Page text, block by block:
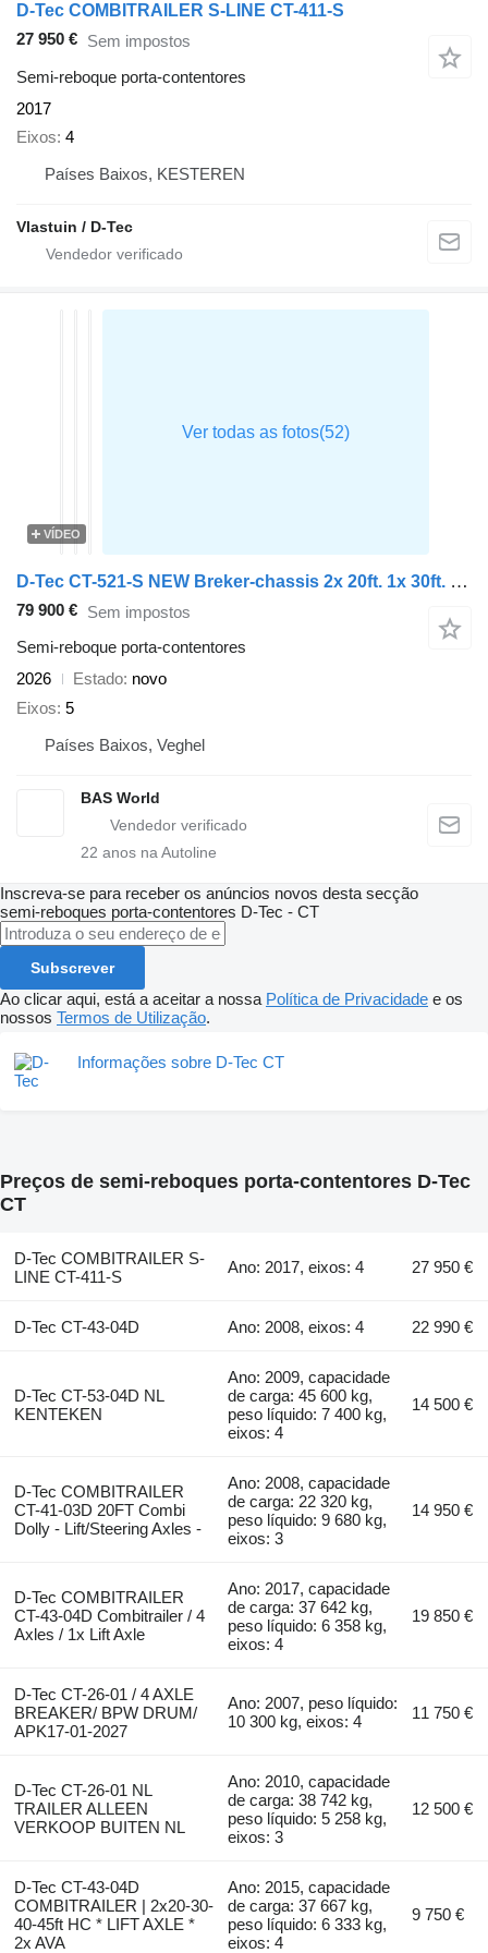
D-Tec COMBITRAILER S-LINE CT-411-S
27 950 € Sem impostos
Semi-reboque porta-contentores
2017
Eixos 4
Países Baixos, KESTEREN
Vlastuin / D-Tec
VÍDEO
D-Tec CT-521-S NEW Breker-chassis 2x 20ft. 1x 30ft. 1x40ft 1x45ft
79 900 € Sem impostos
Semi-reboque porta-contentores
2026
Estado novo
Eixos 5
Países Baixos, Veghel
BAS World
22 anos na Autoline
Inscreva-se para receber os anúncios novos desta secção
semi-reboques porta-contentores D-Tec - CT
Subscrever
Ao clicar aqui, está a aceitar a nossa Política de Privacidade e os
nossos Termos de Utilização.
Informações sobre D-Tec CT
Preços de semi-reboques porta-contentores D-Tec
CT
D-Tec COMBITRAILER S-
LINE CT-411-S
Ano: 2017, eixos: 4 27 950 €
D-Tec CT-43-04D Ano: 2008, eixos: 4 22 990 €
D-Tec CT-53-04D NL
KENTEKEN
Ano: 2009, capacidade
de carga: 45 600 kg,
peso líquido: 7 400 kg,
eixos: 4
14 500 €
D-Tec COMBITRAILER
CT-41-03D 20FT Combi
Dolly - Lift/Steering Axles -
Ano: 2008, capacidade
de carga: 22 320 kg,
peso líquido: 9 680 kg,
eixos: 3
14 950 €
D-Tec COMBITRAILER
CT-43-04D Combitrailer / 4
Axles / 1x Lift Axle
Ano: 2017, capacidade
de carga: 37 642 kg,
peso líquido: 6 358 kg,
eixos: 4
19 850 €
D-Tec CT-26-01 / 4 AXLE
BREAKER/ BPW DRUM/
APK17-01-2027
Ano: 2007, peso líquido:
10 300 kg, eixos: 4
11 750 €
D-Tec CT-26-01 NL
TRAILER ALLEEN
VERKOOP BUITEN NL
Ano: 2010, capacidade
de carga: 38 742 kg,
peso líquido: 5 258 kg,
eixos: 3
12 500 €
D-Tec CT-43-04D
COMBITRAILER | 2x20-30-
40-45ft HC * LIFT AXLE *
2x AVA
Ano: 2015, capacidade
de carga: 37 667 kg,
peso líquido: 6 333 kg,
eixos: 4
9 750 €